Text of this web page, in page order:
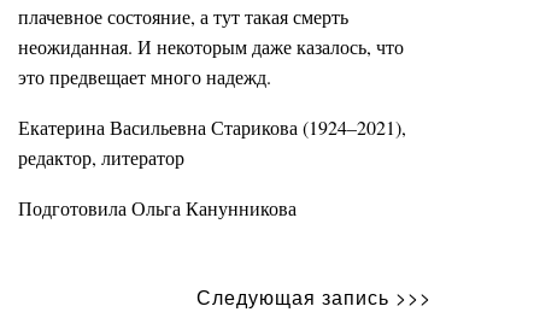
плачевное состояние, а тут такая смерть
неожиданная. И некоторым даже казалось, что
это предвещает много надежд.
Екатерина Васильевна Старикова (1924–2021),
редактор, литератор
Подготовила Ольга Канунникова
Следующая запись >>>